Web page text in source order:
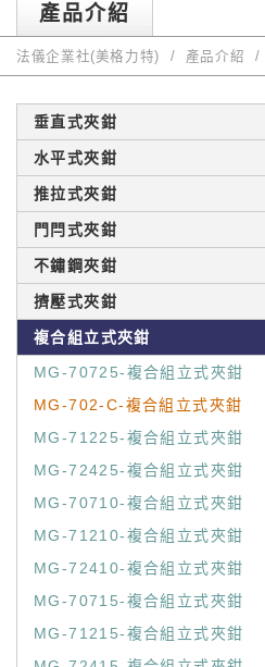
產品介紹
法儀企業社(美格力特) 產品介紹
垂直式夾鉗
水平式夾鉗
推拉式夾鉗
門閂式夾鉗
不鏽鋼夾鉗
擠壓式夾鉗
複合組立式夾鉗
MG-70725-複合組立式夾鉗
MG-702-C-複合組立式夾鉗
MG-71225-複合組立式夾鉗
MG-72425-複合組立式夾鉗
MG-70710-複合組立式夾鉗
MG-71210-複合組立式夾鉗
MG-72410-複合組立式夾鉗
MG-70715-複合組立式夾鉗
MG-71215-複合組立式夾鉗